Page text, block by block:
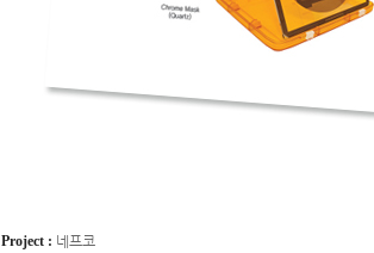
Project : 네프코